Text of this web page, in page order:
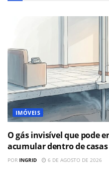
IMÓVEIS
O gás invisível que pode
acumular dentro de
POR INGRID 6 DE AGOSTO DE 2026